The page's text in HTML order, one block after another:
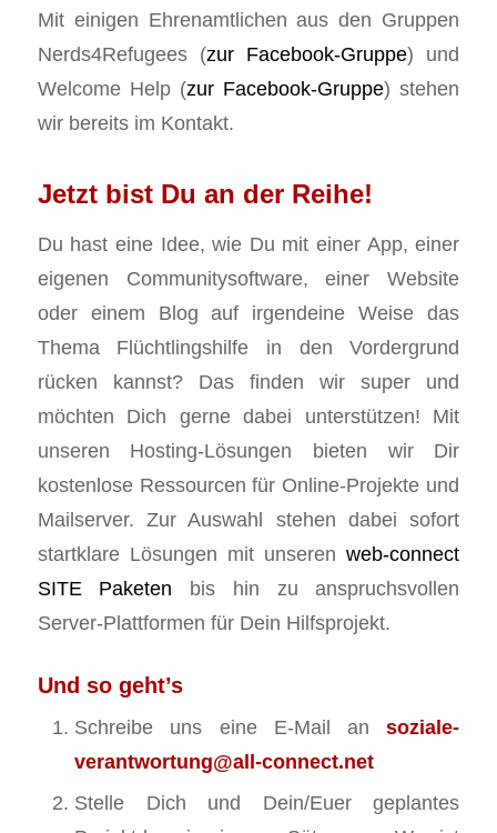
Mit einigen Ehrenamtlichen aus den Gruppen
Nerds4Refugees (zur Facebook-Gruppe) und
Welcome Help (zur Facebook-Gruppe) stehen
wir bereits im Kontakt.
Jetzt bist Du an der Reihe!
Du hast eine Idee, wie Du mit einer App, einer
eigenen Communitysoftware, einer Website
oder einem Blog auf irgendeine Weise das
Thema Flüchtlingshilfe in den Vordergrund
rücken kannst? Das finden wir super und
möchten Dich gerne dabei unterstützen! Mit
unseren Hosting-Lösungen bieten wir Dir
kostenlose Ressourcen für Online-Projekte und
Mailserver. Zur Auswahl stehen dabei sofort
startklare Lösungen mit unserenweb-connect
SITE Paketen bis hin zu anspruchsvollen
Server-Plattformen für Dein Hilfsprojekt.
Und so geht’s
Schreibe uns eine E-Mail ansoziale-
verantwortung@all-connect.net
Stelle Dich und Dein/Euer geplantes